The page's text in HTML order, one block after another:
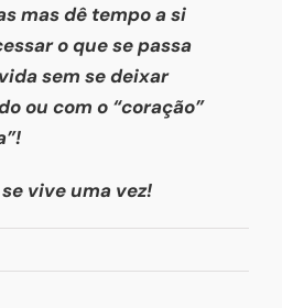
mas dê tempo a si
o que se passa
sem se deixar
ou com o “coração”
vive uma vez!